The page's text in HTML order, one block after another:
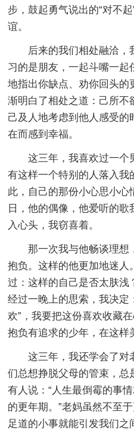
步，鼓起勇气说出的“对不
谊。
后来的我们相处融洽，
习的是朋友，一起斗嘴一起
地指出你缺点、劝你回头的
渐明白了相处之道：己所不
己及人地考虑到他人感受
在而感到幸福。
这三年，我喜欢过一个
有这样一个特别的人落入我
此，自己的那份小心思小心
日，他的偶像，他爱听的
入心头，我窃喜着。
那一次我与他畅谈理想
抱负。这样的他更加地迷人
过：这样的自己是否太肤浅
经过一晚上的思索，我决定
欢”，我要把这份喜欢收藏
抱负有追求的少年，在这样
这三年，我还学会了对
们总想挣脱父母的管束，总
有人说：“人生最倒霉的事
的更年期。”老妈虽然不至
足道的小事就能引发我们